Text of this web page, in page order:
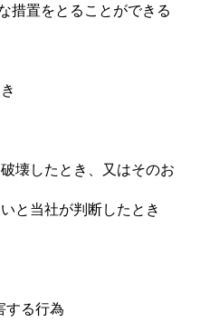
措置をとることができる
壊したとき、⼜はそのお
と当社が判断したとき
する⾏為